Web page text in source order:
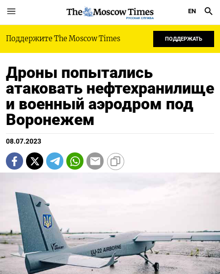
РУССКАЯ СЛУЖБА
EN
Поддержите The Moscow Times ПОДДЕРЖАТЬ
Дроны попытались
атаковать нефтехранилище
и военный аэродром под
Воронежем
08.07.2023